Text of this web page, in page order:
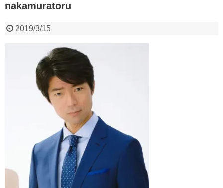
nakamuratoru
2019/3/15